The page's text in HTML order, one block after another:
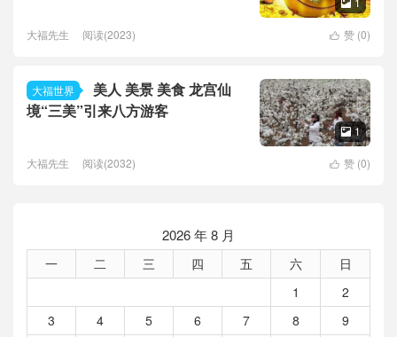

 赞 (0)
大福先生 阅读(2023)
大福世界
美人 美景 美食 龙宫仙
境“三美”引来八方游客
 1
 赞 (0)
大福先生 阅读(2032)
2026 年 8 月
一 二 三 四 五 六
日
1
2
3
4 5 6 7 8
9